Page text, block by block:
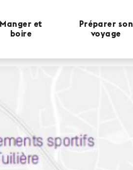
Manger et
boire
Préparer son
voyage